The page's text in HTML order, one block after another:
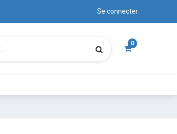
Se connecter
0